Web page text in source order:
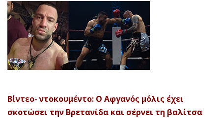
Βίντεο- ντοκουμέντο: Ο Αφγανός μόλις έχει
σκοτώσει την Βρετανίδα και σέρνει τη βαλίτσα